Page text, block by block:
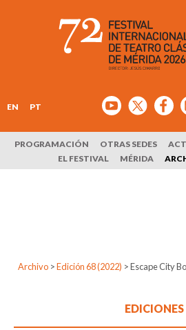
EN PT
PROGRAMACIÓN OTRAS SEDES
EL FESTIVAL
MÉRIDA
Archivo > Edición 68 (2022) >Escape City
EDICIONES